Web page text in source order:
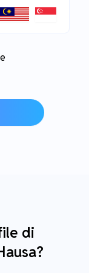
di